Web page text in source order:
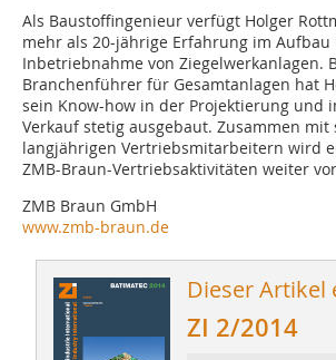
Als Baustoffingenieur verfügt Holger
mehr als 20-jährige Erfahrung im
Inbetriebnahme von Ziegelwerkanlagen.
Branchenführer für Gesamtanlagen hat
sein Know-how in der Projektierung und
Verkauf stetig ausgebaut. Zusammen mit
langjährigen Vertriebsmitarbeitern wird
ZMB-Braun-Vertriebsaktivitäten weiter
ZMB Braun GmbH
www.zmb-braun.de
Dieser Artikel
ZI 2/2014